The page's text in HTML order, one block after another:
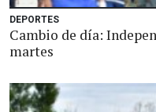
DEPORTES
Cambio de día:
martes